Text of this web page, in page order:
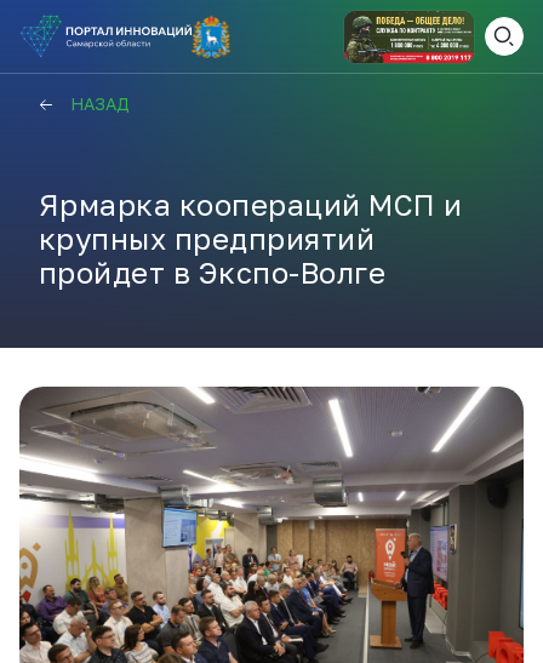
НАЗАД
Ярмарка коопераций МСП и
крупных предприятий
пройдет в Экспо-Волге
Актуальные конкурсы
Анонсы публикаций
ЗАКРЫТЬ
ВАМ СЮДА
ПОДПИСЫВАЙТЕСЬ
Телеграм
ВКонтакте